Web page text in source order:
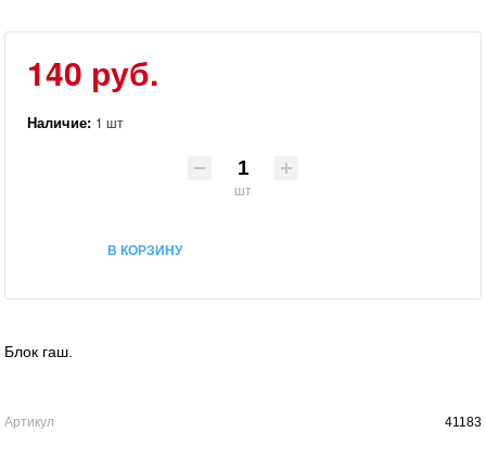
140 руб.
Наличие: 1 шт
шт
В КОРЗИНУ
Блок гаш.
Артикул 41183